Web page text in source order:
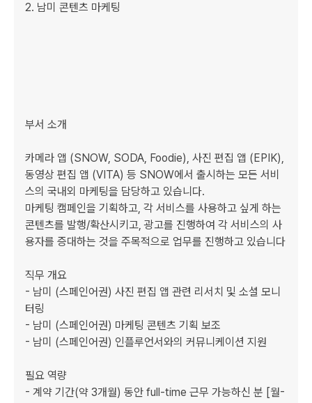
﻿﻿﻿2. 남미 콘텐츠 마케팅
부서 소개
카메라 앱 (SNOW, SODA, Foodie), 사진 편집 앱 (EPIK),
동영상 편집 앱 (VITA) 등 SNOW에서 출시하는 모든 서비
스의 국내외 마케팅을 담당하고 있습니다.
마케팅 캠페인을 기획하고, 각 서비스를 사용하고 싶게 하는
콘텐츠를 발행/확산시키고, 광고를 진행하여 각 서비스의 사
용자를 증대하는 것을 주목적으로 업무를 진행하고 있습니다
직무 개요
- 남미 (스페인어권) 사진 편집 앱 관련 리서치 및 소셜 모니
터링
- 남미 (스페인어권) 마케팅 콘텐츠 기획 보조
- 남미 (스페인어권) 인플루언서와의 커뮤니케이션 지원
필요 역량
- 계약 기간(약 3개월) 동안 full-time 근무 가능하신 분 [월-